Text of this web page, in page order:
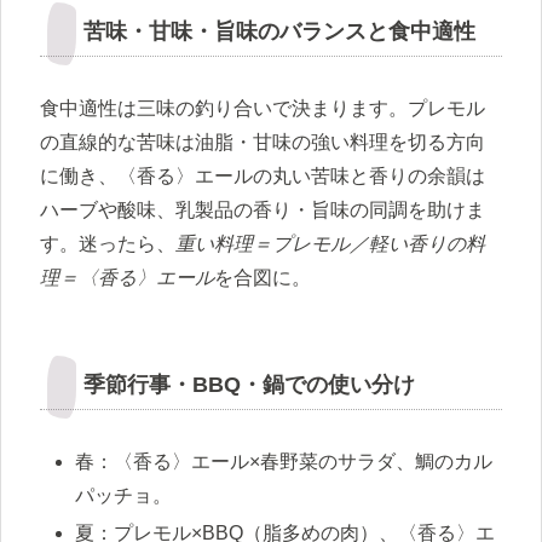
苦味・甘味・旨味のバランスと食中適性
食中適性は三味の釣り合いで決まります。プレモル
の直線的な苦味は油脂・甘味の強い料理を切る方向
に働き、〈香る〉エールの丸い苦味と香りの余韻は
ハーブや酸味、乳製品の香り・旨味の同調を助けま
す。迷ったら、
重い料理＝プレモル／軽い香りの料
理＝〈香る〉エールを合図に。
季節行事・BBQ・鍋での使い分け
春：〈香る〉エール×春野菜のサラダ、鯛のカル
パッチョ。
夏：プレモル×BBQ（脂多めの肉）、〈香る〉エ